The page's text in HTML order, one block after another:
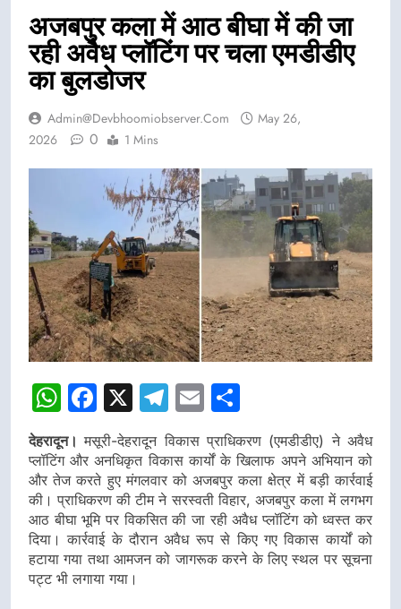
अजबपुर कला में आठ बीघा में की जा
रही अवैध प्लॉटिंग पर चला एमडीडीए
का बुलडोजर
Admin@devbhoomiobserver.com
May 26,
2026
0 1 Mins
WhatsApp
Facebook
X Telegram
Email
देहरादून।मसूरी-देहरादून विकास प्राधिकरण (एमडीडीए) ने अवैध
प्लॉटिंग और अनधिकृत विकास कार्यों के खिलाफ अपने अभियान को
और तेज करते हुए मंगलवार को अजबपुर कला क्षेत्र में बड़ी कार्रवाई
की। प्राधिकरण की टीम ने सरस्वती विहार, अजबपुर कला में लगभग
आठ बीघा भूमि पर विकसित की जा रही अवैध प्लॉटिंग को ध्वस्त कर
दिया। कार्रवाई के दौरान अवैध रूप से किए गए विकास कार्यों को
हटाया गया तथा आमजन को जागरूक करने के लिए स्थल पर सूचना
पट्ट भी लगाया गया।